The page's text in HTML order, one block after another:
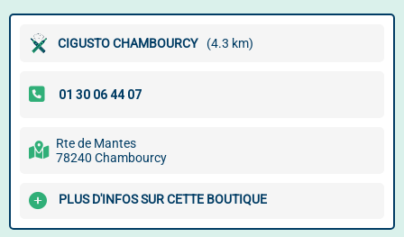
CIGUSTO CHAMBOURCY (4.3 km)
Rte de Mantes
78240 Chambourcy
PLUS D'INFOS SUR CETTE BOUTIQUE